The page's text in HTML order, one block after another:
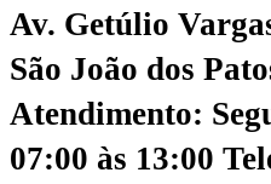
Av. Getúlio
São João dos
Atendimento:
07:00 às 13:00